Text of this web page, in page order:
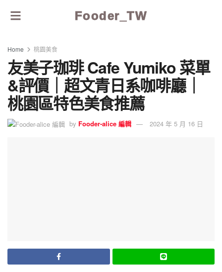
Fooder_TW
Home 桃園美食
友美子珈琲 Cafe Yumiko 菜單
&評價｜超文青日系咖啡廳｜
桃園區特色美食推薦
by Fooder-alice 編輯 2024 年 5 月 16 日